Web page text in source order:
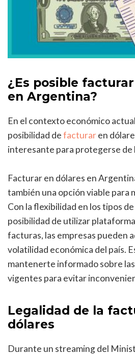
¿Es posible
en Argentina?
En el contexto económico
posibilidad defacturaren
interesante para protegerse de
Facturar en dólares en
también una opción viable para
Con la flexibilidad en los tipos
posibilidad de utilizar
facturas, las empresas pueden
volatilidad económica del país.
mantenerte informado sobre
vigentes para evitar
Legalidad de la
dólares
Durante un streaming del